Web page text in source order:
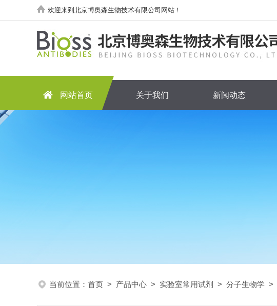
欢迎来到北京博奥森生物技术有限公司网站！
网站首页 关于我们 新闻动态
当前位置： 首页 > 产品中心 > 实验室常用试剂 > 分子生物学 >